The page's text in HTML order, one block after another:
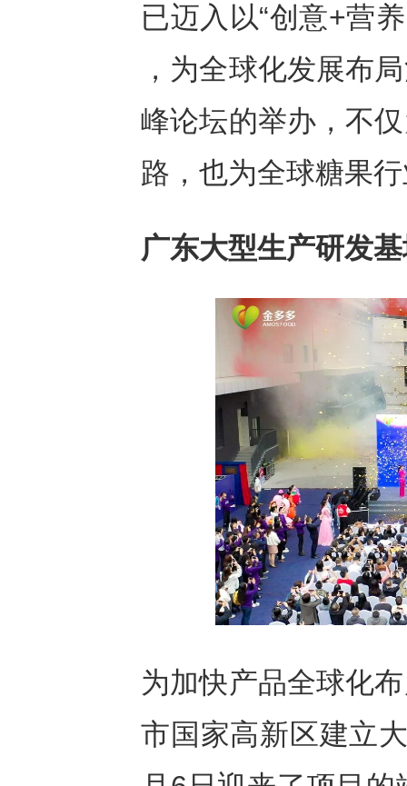
已迈入以“创意+营
，为全球化发展布
峰论坛的举办，不
路，也为全球糖果
广东大型生产研发
为加快产品全球化
市国家高新区建立